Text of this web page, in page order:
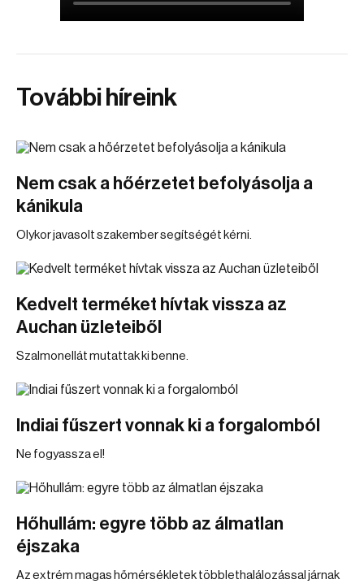
További híreink
Nem csak a hőérzetet befolyásolja a
kánikula
Olykor javasolt szakember segítségét kérni.
Kedvelt terméket hívtak vissza az
Auchan üzleteiből
Szalmonellát mutattak ki benne.
Indiai fűszert vonnak ki a forgalomból
Ne fogyassza el!
Hőhullám: egyre több az álmatlan
éjszaka
Az extrém magas hőmérsékletek többlethalálozással járnak